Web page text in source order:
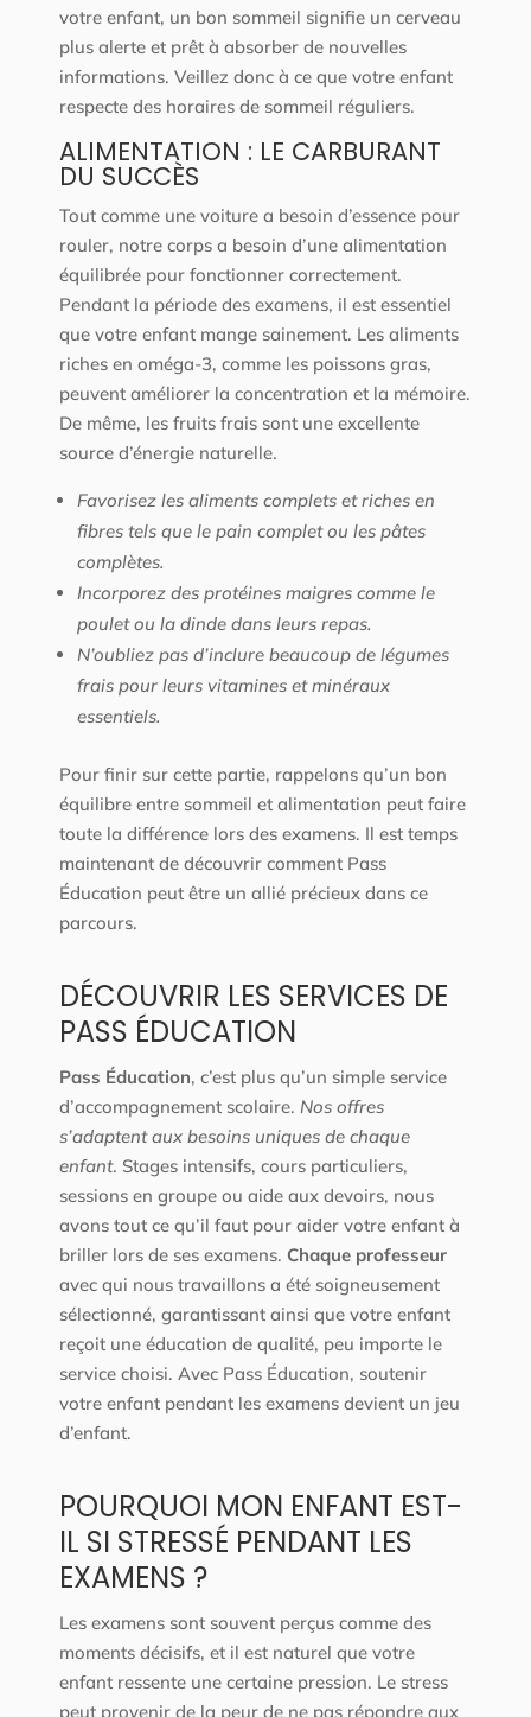
votre enfant, un bon sommeil signifie un cerveau
plus alerte et prêt à absorber de nouvelles
informations. Veillez donc à ce que votre enfant
respecte des horaires de sommeil réguliers.
ALIMENTATION : LE CARBURANT
DU SUCCÈS
Tout comme une voiture a besoin d’essence pour
rouler, notre corps a besoin d’une alimentation
équilibrée pour fonctionner correctement.
Pendant la période des examens, il est essentiel
que votre enfant mange sainement. Les aliments
riches en oméga-3, comme les poissons gras,
peuvent améliorer la concentration et la mémoire.
De même, les fruits frais sont une excellente
source d’énergie naturelle.
Favorisez les aliments complets et riches en
fibres tels que le pain complet ou les pâtes
complètes.
Incorporez des protéines maigres comme le
poulet ou la dinde dans leurs repas.
N’oubliez pas d’inclure beaucoup de légumes
frais pour leurs vitamines et minéraux
essentiels.
Pour finir sur cette partie, rappelons qu’un bon
équilibre entre sommeil et alimentation peut faire
toute la différence lors des examens. Il est temps
maintenant de découvrir comment Pass
Éducation peut être un allié précieux dans ce
parcours.
DÉCOUVRIR LES SERVICES DE
PASS ÉDUCATION
Pass Éducation, c’est plus qu’un simple service
d’accompagnement scolaire. Nos offres
s’adaptent aux besoins uniques de chaque
enfant. Stages intensifs, cours particuliers,
sessions en groupe ou aide aux devoirs, nous
avons tout ce qu’il faut pour aider votre enfant à
briller lors de ses examens. Chaque professeur
avec qui nous travaillons a été soigneusement
sélectionné, garantissant ainsi que votre enfant
reçoit une éducation de qualité, peu importe le
service choisi. Avec Pass Éducation, soutenir
votre enfant pendant les examens devient un jeu
d’enfant.
POURQUOI MON ENFANT EST-
IL SI STRESSÉ PENDANT LES
EXAMENS ?
Les examens sont souvent perçus comme des
moments décisifs, et il est naturel que votre
enfant ressente une certaine pression. Le stress
peut provenir de la peur de ne pas répondre aux